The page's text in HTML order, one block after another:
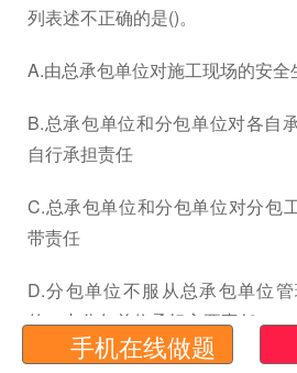
列表述不正确的是()。
A.由总承包单位对施工现场的安全
B.总承包单位和分包单位对各自
自行承担责任
C.总承包单位和分包单位对分包
带责任
D.分包单位不服从总承包单位
的，由分包单位承担主要责任
手机在线做题